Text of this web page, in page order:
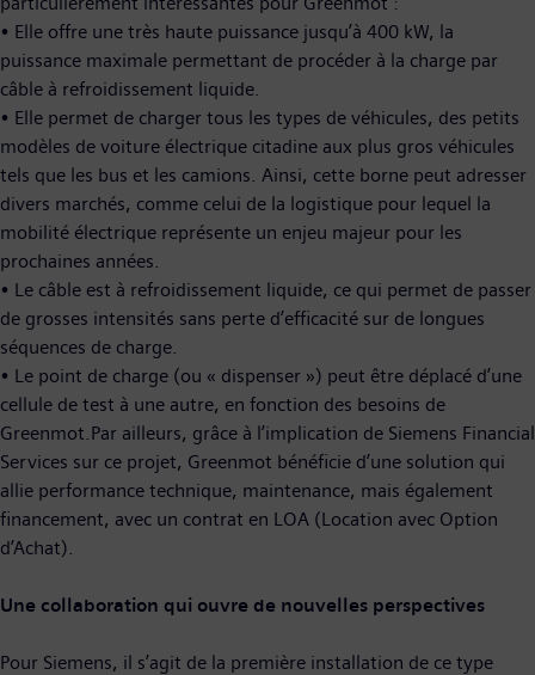
• Elle offre une très haute puissance jusqu’à 400 kW, la
puissance maximale permettant de procéder à la charge par
câble à refroidissement liquide.
• Elle permet de charger tous les types de véhicules, des petits
modèles de voiture électrique citadine aux plus gros véhicules
tels que les bus et les camions. Ainsi, cette borne peut adresser
divers marchés, comme celui de la logistique pour lequel la
mobilité électrique représente un enjeu majeur pour les
prochaines années.
• Le câble est à refroidissement liquide, ce qui permet de passer
de grosses intensités sans perte d’efficacité sur de longues
séquences de charge.
• Le point de charge (ou « dispenser ») peut être déplacé d’une
cellule de test à une autre, en fonction des besoins de
Greenmot.Par ailleurs, grâce à l’implication de Siemens Financial
Services sur ce projet, Greenmot bénéficie d’une solution qui
allie performance technique, maintenance, mais également
financement, avec un contrat en LOA (Location avec Option
d’Achat).
Une collaboration qui ouvre de nouvelles perspectives
Pour Siemens, il s’agit de la première installation de ce type